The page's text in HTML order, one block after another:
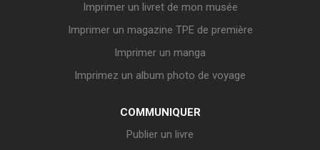
Imprimer un livret de mon musée
Imprimer un magazine TPE de première
Imprimer un manga
Imprimez un album photo de voyage
COMMUNIQUER
Publier un livre